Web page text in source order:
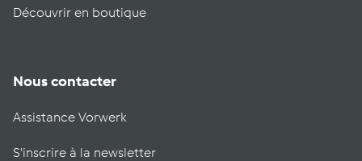
Découvrir en boutique
Nous contacter
Assistance Vorwerk
S'inscrire à la newsletter